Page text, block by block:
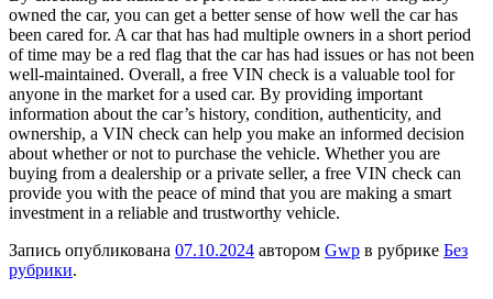
owned the car, you can get a better sense of how well the car has
been cared for. A car that has had multiple owners in a short period
of time may be a red flag that the car has had issues or has not been
well-maintained. Overall, a free VIN check is a valuable tool for
anyone in the market for a used car. By providing important
information about the car’s history, condition, authenticity, and
ownership, a VIN check can help you make an informed decision
about whether or not to purchase the vehicle. Whether you are
buying from a dealership or a private seller, a free VIN check can
provide you with the peace of mind that you are making a smart
investment in a reliable and trustworthy vehicle.
Запись опубликована 07.10.2024 автором Gwp в рубрике Без
рубрики.